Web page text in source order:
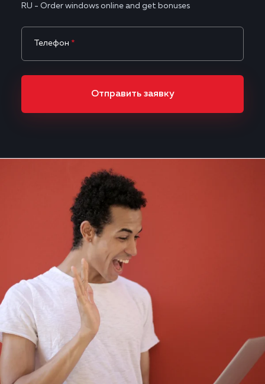
RU - Order windows online and get bonuses
Телефон *
Отправить заявку